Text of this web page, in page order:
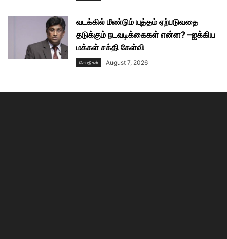
வடக்கில் மீண்டும் யுத்தம் ஏற்படுவதை
தடுக்கும் நடவடிக்கைகள் என்ன? –ஐக்கிய
மக்கள் சக்தி கேள்வி
செய்திகள் August 7, 2026